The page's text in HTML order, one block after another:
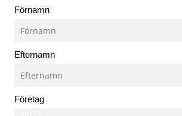
Förnamn
Efternamn
Företag